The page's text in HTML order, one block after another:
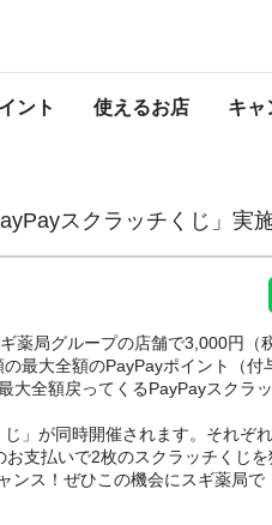
ント 使えるお店 キャ
PayPayから
スクラッチくじ」実
薬局グループの店舗で3,000円（
最大全額のPayPayポイント（付
大全額戻ってくるPayPayスクラ
」が同時開催されます。それぞ
支払いで2枚のスクラッチくじを
ンス！ぜひこの機会にスギ薬局で